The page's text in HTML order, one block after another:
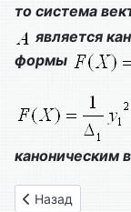
то система
является
формы
каноническим
Предыдущий:
Назад